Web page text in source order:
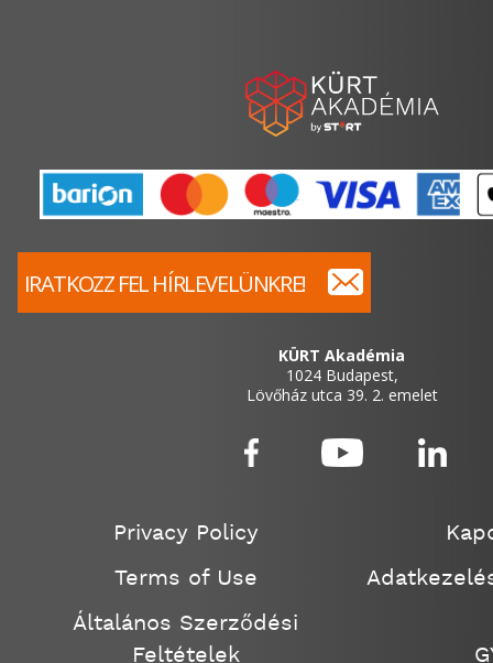
KÜRT Akadémia
1024 Budapest,
Lövőház utca 39. 2. emelet
IRATKOZZ FEL HÍRLEVELÜNKRE!
Privacy Policy
Terms of Use
Általános Szerződési
Feltételek